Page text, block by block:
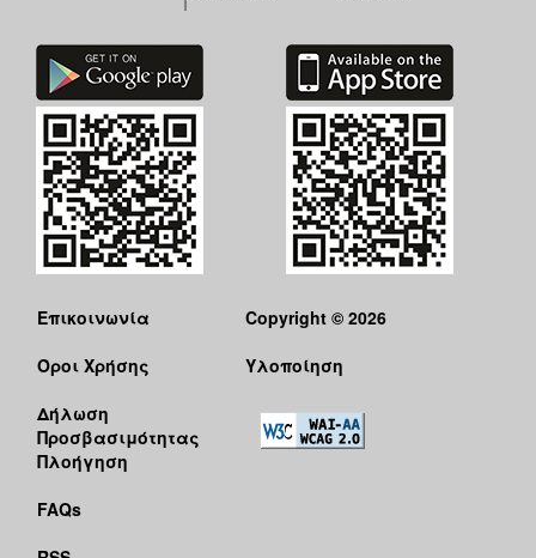
Επικοινωνία
Όροι Χρήσης
Δήλωση
Προσβασιμότητας
Πλοήγηση
FAQs
Copyright © 2026
Υλοποίηση